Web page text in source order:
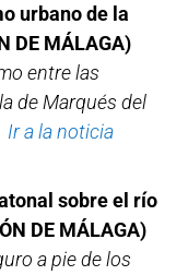
urbano de la
DE MÁLAGA)
entre las
de Marqués del
Ir a la noticia
sobre el río
DE MÁLAGA)
a pie de los